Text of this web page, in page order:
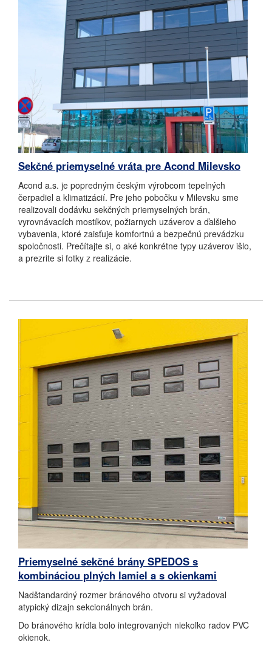
Sekčné priemyselné vráta pre Acond Milevsko
Acond a.s. je popredným českým výrobcom tepelných
čerpadiel a klimatizácií. Pre jeho pobočku v Milevsku sme
realizovali dodávku sekčných priemyselných brán,
vyrovnávacích mostíkov, požiarnych uzáverov a ďalšieho
vybavenia, ktoré zaisťuje komfortnú a bezpečnú prevádzku
spoločnosti. Prečítajte si, o aké konkrétne typy uzáverov išlo,
a prezrite si fotky z realizácie.
Priemyselné sekčné brány SPEDOS s
kombináciou plných lamiel a s okienkami
Nadštandardný rozmer bránového otvoru si vyžadoval
atypický dizajn sekcionálnych brán.
Do bránového krídla bolo integrovaných niekoľko radov PVC
okienok.